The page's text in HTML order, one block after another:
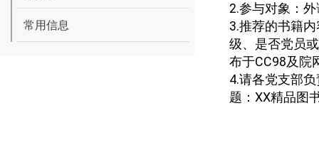
常用信息
2.参与对象：外
3.推荐的书籍
级、是否党员
布于CC98及院
4.请各党支部
题： XX精品图